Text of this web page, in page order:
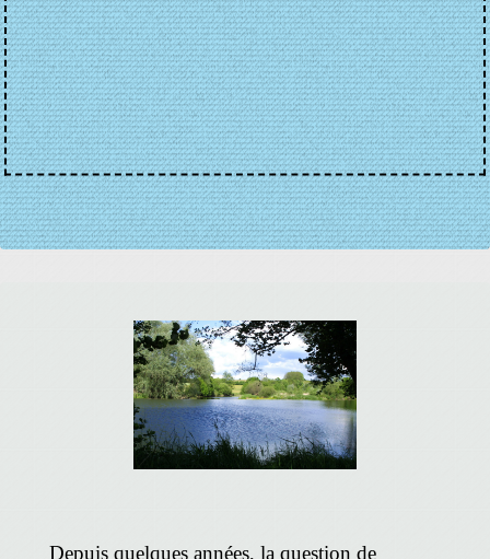
Depuis quelques années, la question de